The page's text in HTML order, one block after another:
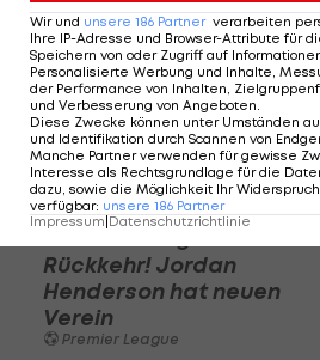
Rückkehr! Jordan
Henderson hat neuen
Verein
Premier League
Wir und unsere 186 Partner verarbeiten
Ihre IP-Adresse und Browser-Attribute für
Speichern von oder Zugriff auf
Personalisierte Werbung und Inhalte,
der Performance von Inhalten,
und Verbesserung von Angeboten.
Diese Zwecke können unter Umständen
und Identifikation durch Scannen von
Manche Partner verwenden für gewisse
Interesse als Rechtsgrundlage für die
dazu, sowie die Möglichkeit Ihr
verfügbar: unsere 186 Partner
Impressum Datenschutzrichtlinie